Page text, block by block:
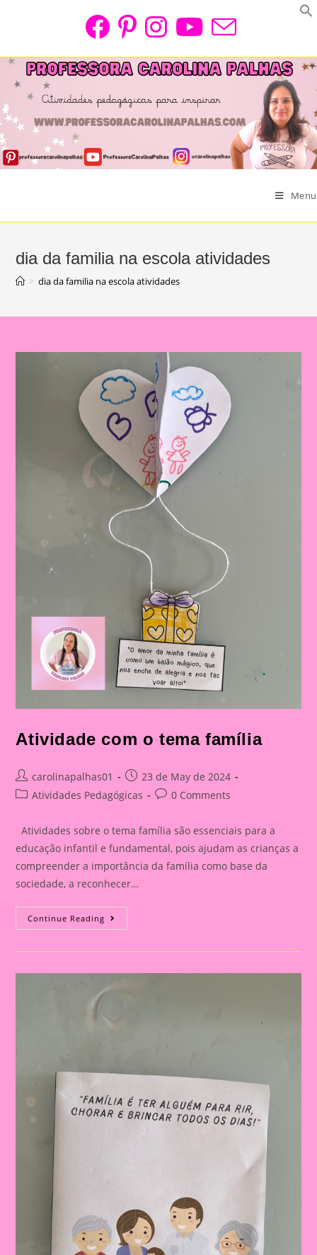
Menu
dia da familia na escola atividades
> dia da familia na escola atividades
Atividade com o tema família
Post
author:
carolinapalhas01
Post
published:
23 de May de 2024
PostAtividades Pedagógicas
Post0 Comments
Atividades sobre o tema família são essenciais para a
educação infantil e fundamental, pois ajudam as crianças a
compreender a importância da família como base da
sociedade, a reconhecer…
Continue Reading Atividade
Com
Tema